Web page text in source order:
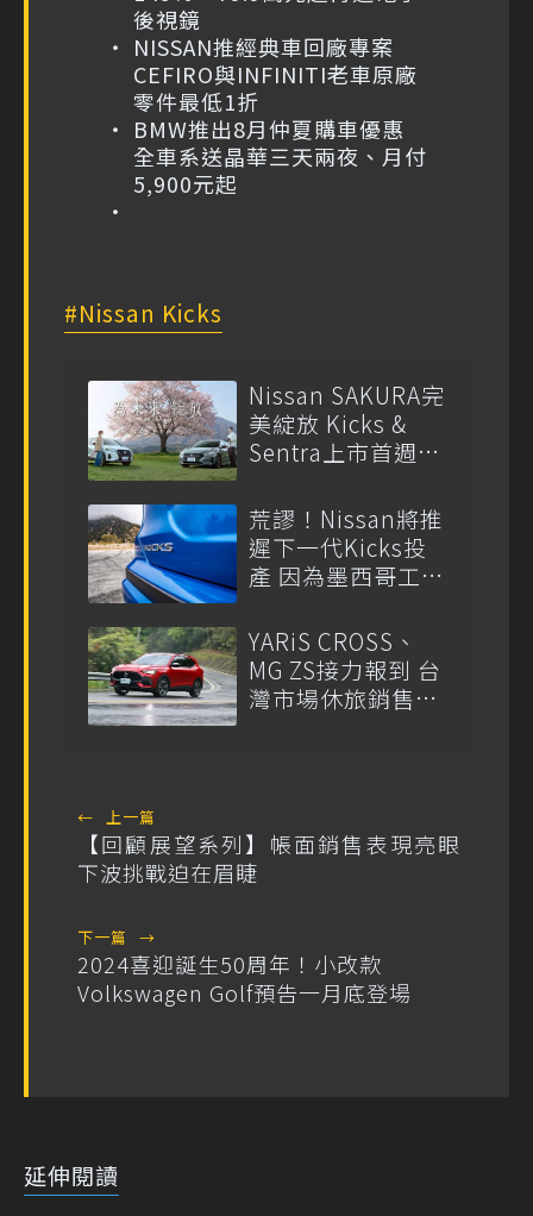
後視鏡
NISSAN推經典車回廠專案
CEFIRO與INFINITI老車原廠
零件最低1折
BMW推出8月仲夏購車優惠
全車系送晶華三天兩夜、月付
5,900元起
Nissan Kicks
Nissan SAKURA完
美綻放 Kicks &
Sentra上市首週訂
荒謬！Nissan將推
遲下一代Kicks投
產 因為墨西哥工廠
YARiS CROSS、
MG ZS接力報到 台
灣市場休旅銷售排
← 上一篇
【回顧展望系列】帳面銷售表現亮眼
下波挑戰迫在眉睫
下一篇 →
2024喜迎誕生50周年！小改款
Volkswagen Golf預告一月底登場
延伸閱讀